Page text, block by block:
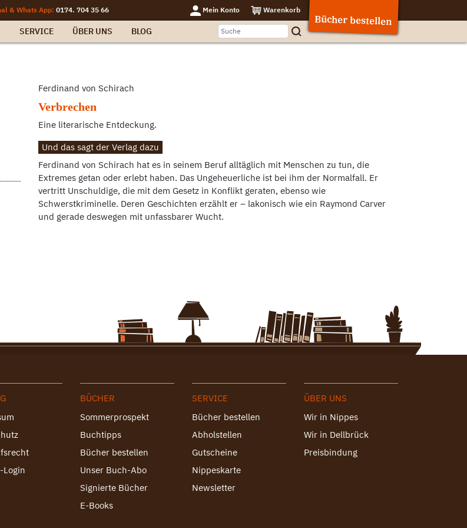
& Whats App: 0174. 704 35 66 Mein Konto Warenkorb
Bücher bestellen
SERVICE ÜBER UNS BLOG
Ferdinand von Schirach
Verbrechen
Eine literarische Entdeckung.
Und das sagt der Verlag dazu
Ferdinand von Schirach hat es in seinem Beruf alltäglich mit Menschen zu tun, die
Extremes getan oder erlebt haben. Das Ungeheuerliche ist bei ihm der Normalfall. Er
vertritt Unschuldige, die mit dem Gesetz in Konflikt geraten, ebenso wie
Schwerstkriminelle. Deren Geschichten erzählt er – lakonisch wie ein Raymond Carver
und gerade deswegen mit unfassbarer Wucht.
Login
BÜCHER
Sommerprospekt
Buchtipps
Bücher bestellen
Unser Buch-Abo
Signierte Bücher
E-Books
SERVICE
Bücher bestellen
Abholstellen
Gutscheine
Nippeskarte
Newsletter
ÜBER UNS
Wir in Nippes
Wir in Dellbrück
Preisbindung